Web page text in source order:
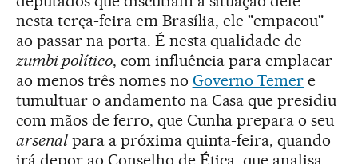
nesta terça-feira em Brasília, ele "empacou"
ao passar na porta. É nesta qualidade de
zumbi político, com influência para emplacar
ao menos três nomes no Governo Temer e
tumultuar o andamento na Casa que presidiu
com mãos de ferro, que Cunha prepara o seu
arsenalpara a próxima quinta-feira, quando
irá depor ao Conselho de Ética, que analisa